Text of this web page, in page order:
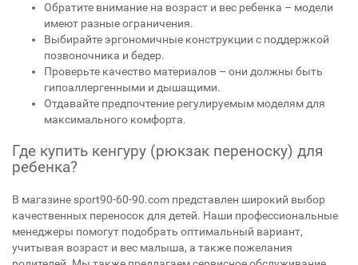
Обратите внимание на возраст и вес ребенка – модели
имеют разные ограничения.
Выбирайте эргономичные конструкции с поддержкой
позвоночника и бедер.
Проверьте качество материалов – они должны быть
гипоаллергенными и дышащими.
Отдавайте предпочтение регулируемым моделям для
максимального комфорта.
Где купить кенгуру (рюкзак переноску) для
ребенка?
В магазине sport90-60-90.com представлен широкий выбор
качественных переносок для детей. Наши профессиональные
менеджеры помогут подобрать оптимальный вариант,
учитывая возраст и вес малыша, а также пожелания